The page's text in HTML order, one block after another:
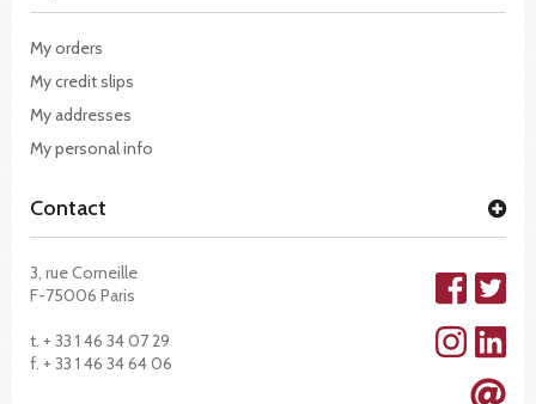
My orders
My credit slips
My addresses
My personal info
Contact
3, rue Corneille
F-75006 Paris
t. + 33 1 46 34 07 29
f. + 33 1 46 34 64 06